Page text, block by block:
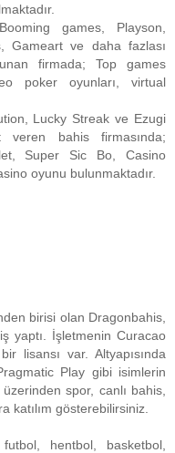
games, Playson,
Gameart ve daha fazlası
firmada; Top games
poker oyunları, virtual
Lucky Streak ve Ezugi
veren bahis firmasında;
Super Sic Bo, Casino
oyunu bulunmaktadır.
birisi olan Dragonbahis,
yaptı. İşletmenin Curacao
lisansı var. Altyapısında
Play gibi isimlerin
spor, canlı bahis,
katılım gösterebilirsiniz.
hentbol, basketbol,